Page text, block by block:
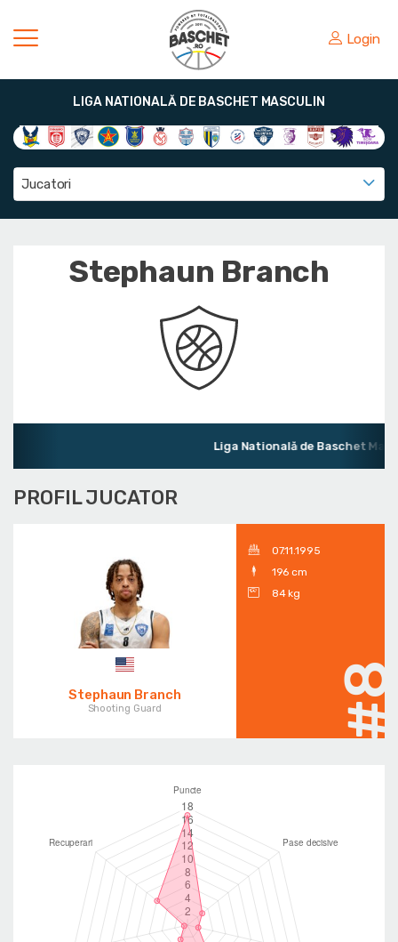
Login
LIGA NATIONALĂ DE BASCHET MASCULIN
Jucatori
Stephaun Branch
Liga Natională de Baschet
PROFIL JUCATOR
Stephaun Branch
Shooting Guard
07.11.1995
196 cm
84 kg